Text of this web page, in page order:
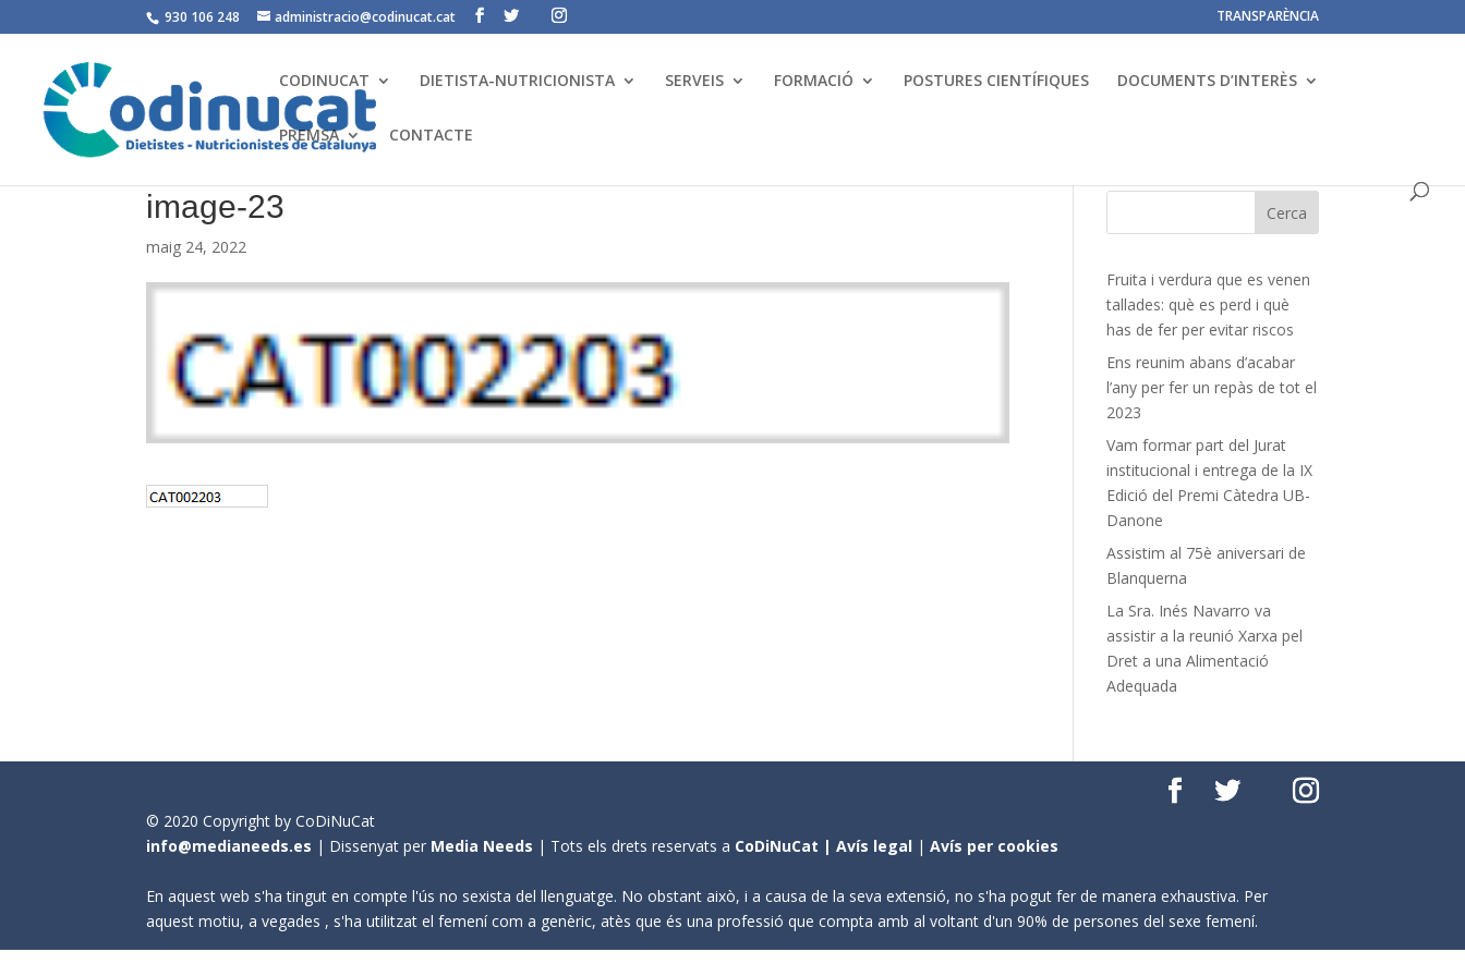
930 106 248 administracio@codinucat.cat TRANSPARÈNCIA
CODINUCAT DIETISTA-NUTRICIONISTA SERVEIS FORMACIÓ POSTURES CIENTÍFIQUES DOCUMENTS D’INTERÈS
PREMSA CONTACTE
image-23
maig 24, 2022
Fruita i verdura que es venen
tallades: què es perd i què
has de fer per evitar riscos
Ens reunim abans d’acabar
l’any per fer un repàs de tot el
2023
Vam formar part del Jurat
institucional i entrega de la IX
Edició del Premi Càtedra UB-
Danone
Assistim al 75è aniversari de
Blanquerna
La Sra. Inés Navarro va
assistir a la reunió Xarxa pel
Dret a una Alimentació
Adequada
© 2020 Copyright by CoDiNuCat
info@medianeeds.es | Dissenyat per Media Needs | Tots els drets reservats a CoDiNuCat |Avís legal |Avís per cookies
En aquest web s'ha tingut en compte l'ús no sexista del llenguatge. No obstant això, i a causa de la seva extensió, no s'ha pogut fer de manera exhaustiva. Per
aquest motiu, a vegades , s'ha utilitzat el femení com a genèric, atès que és una professió que compta amb al voltant d'un 90% de persones del sexe femení.